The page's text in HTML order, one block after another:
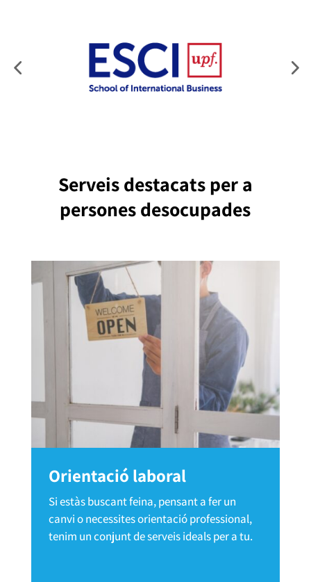
Serveis destacatsper a
persones desocupades
Orientació laboral
Si estàs buscant feina, pensant a fer un
canvi o necessites orientació professional,
tenim un conjunt de serveis ideals per a tu.